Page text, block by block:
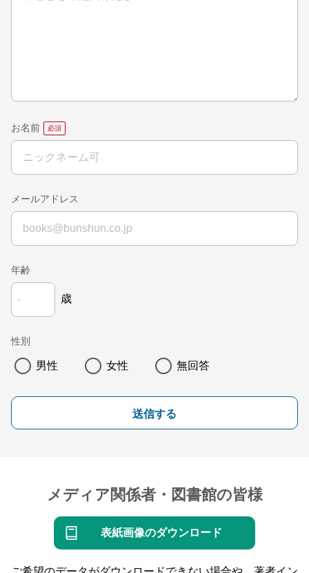
お名前
メールアドレス
年齢
歳
性別
男性 女性 無回答
送信する
メディア関係者・図書館の皆様
表紙画像のダウンロード